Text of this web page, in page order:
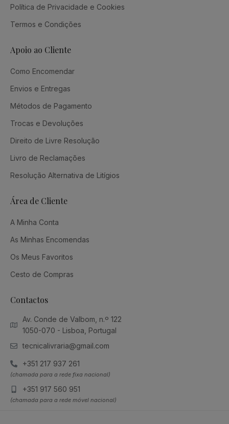
Política de Privacidade e Cookies
Termos e Condições
Apoio ao Cliente
Como Encomendar
Envios e Entregas
Métodos de Pagamento
Trocas e Devoluções
Direito de Livre Resolução
Livro de Reclamações
Resolução Alternativa de Litígios
Área de Cliente
A Minha Conta
As Minhas Encomendas
Os Meus Favoritos
Cesto de Compras
Contactos
Av. Conde de Valbom, n.º 122
1050-070 - Lisboa, Portugal
tecnicalivraria@gmail.com
+351 217 937 261
(chamada para a rede fixa nacional)
+351 917 560 951
(chamada para a rede móvel nacional)